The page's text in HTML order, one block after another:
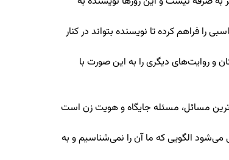
فراهم کرده تا نویسنده بتواند در کنار
و روایت‌های دیگری را به این صورت با
مسائل، مسئله جایگاه و هویت زن است
الگویی که ما آن را نمی‌شناسیم و به